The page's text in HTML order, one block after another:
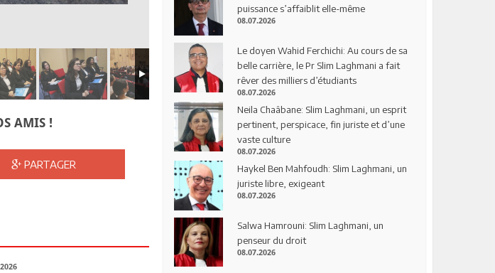
AMIS !
PARTAGER
puissance s’affaiblit elle-même
08.07.2026
Le doyen Wahid Ferchichi: Au cours de sa
belle carrière, le Pr Slim Laghmani a fait
rêver des milliers d’étudiants
08.07.2026
Neila Chaâbane: Slim Laghmani, un esprit
pertinent, perspicace, fin juriste et d’une
vaste culture
08.07.2026
Haykel Ben Mahfoudh: Slim Laghmani, un
juriste libre, exigeant
08.07.2026
Salwa Hamrouni: Slim Laghmani, un
penseur du droit
08.07.2026